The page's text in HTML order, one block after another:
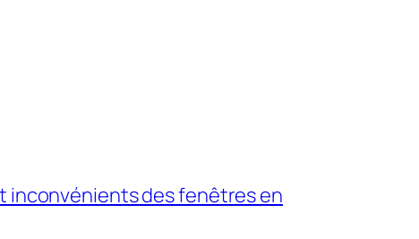
inconvénients des fenêtres en